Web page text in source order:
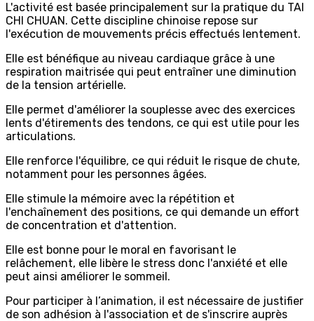
L'activité est basée principalement sur la pratique du TAI
CHI CHUAN. Cette discipline chinoise repose sur
l'exécution de mouvements précis effectués lentement.
Elle est bénéfique au niveau cardiaque grâce à une
respiration maitrisée qui peut entraîner une diminution
de la tension artérielle.
Elle permet d'améliorer la souplesse avec des exercices
lents d'étirements des tendons, ce qui est utile pour les
articulations.
Elle renforce l'équilibre, ce qui réduit le risque de chute,
notamment pour les personnes âgées.
Elle stimule la mémoire avec la répétition et
l'enchaînement des positions, ce qui demande un effort
de concentration et d'attention.
Elle est bonne pour le moral en favorisant le
relâchement, elle libère le stress donc l'anxiété et elle
peut ainsi améliorer le sommeil.
Pour participer à l’animation, il est nécessaire de justifier
de son adhésion à l'association et de s'inscrire auprès